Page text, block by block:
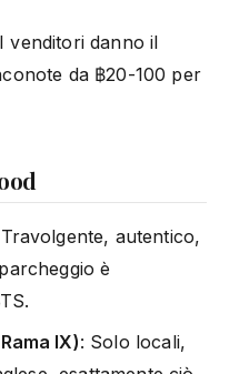
venditori danno il
da ฿20-100 per
autentico,
è
IX): Solo locali,